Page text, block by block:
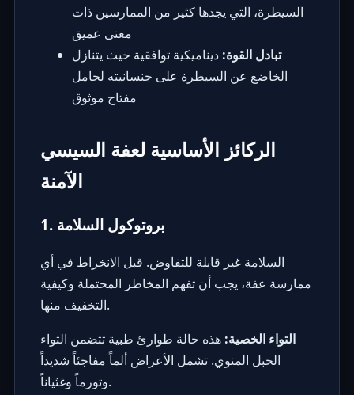
السيطرة، التي يجدها كثير من الممارسين ذات
معنى عميق
تبادل القوة: ديناميكية توافقية حيث يتنازل
الخاضع عن السيطرة على جنسانيته لحامل
مفتاح موثوق
الركائز الأساسية لعفة السيسي
الآمنة
1. بروتوكول السلامة
السلامة غير قابلة للتفاوض. قبل الانخراط في أي
ممارسة عفة، يجب أن تفهم المخاطر المحتملة وكيفية
التخفيف منها.
التواء الخصية: هذه حالة طوارئ طبية تتضمن التواء
الحبل المنوي. تشمل الأعراض ألماً مفاجئاً شديداً
وتورماً وغثياناً.